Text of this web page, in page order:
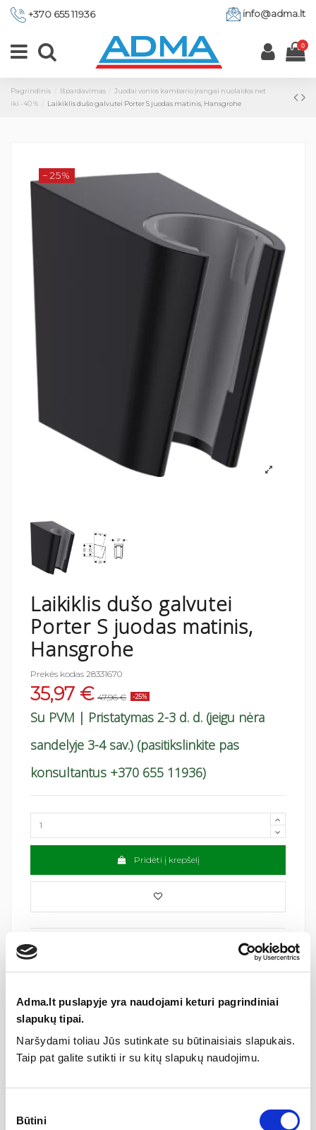
Adma.lt puslapyje yra naudojami keturi pagrindiniai
slapukų tipai.
Naršydami toliau Jūs sutinkate su būtinaisiais slapukais.
Taip pat galite sutikti ir su kitų slapukų naudojimu.
pasirinkimas
Būtini
+370 655 11936 info@adma.lt
0
Pagrindinis Išpardavimas
Juodai vonios kambario įrangai nuolaidos net
iki -40 %
Laikiklis dušo galvutei Porter S juodas matinis, Hansgrohe
−25%
Laikiklis dušo galvutei
Porter S juodas matinis,
Hansgrohe
Prekės kodas 28331670
35,97 € 47,96 € -25%
Su PVM | Pristatymas 2-3 d. d. (jeigu nėra
sandelyje 3-4 sav.) (pasitikslinkite pas
konsultantus +370 655 11936)
Pridėti į krepšelį
Specifikacija
Kolekcija Porter S